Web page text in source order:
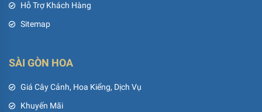
Hỗ Trợ Khách Hàng
Sitemap
SÀI GÒN HOA
Giá Cây Cảnh, Hoa Kiểng, Dịch Vụ
Khuyến Mãi